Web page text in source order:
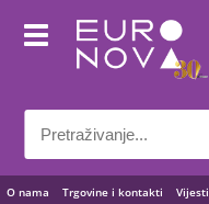
O nama Trgovine i kontakti Vijesti